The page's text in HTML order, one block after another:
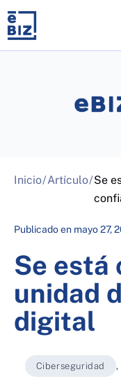
content
Inicio/Artículo/Se
Publicado en mayo 27,
Se está
unidad
digital
Ciberseguridad ,